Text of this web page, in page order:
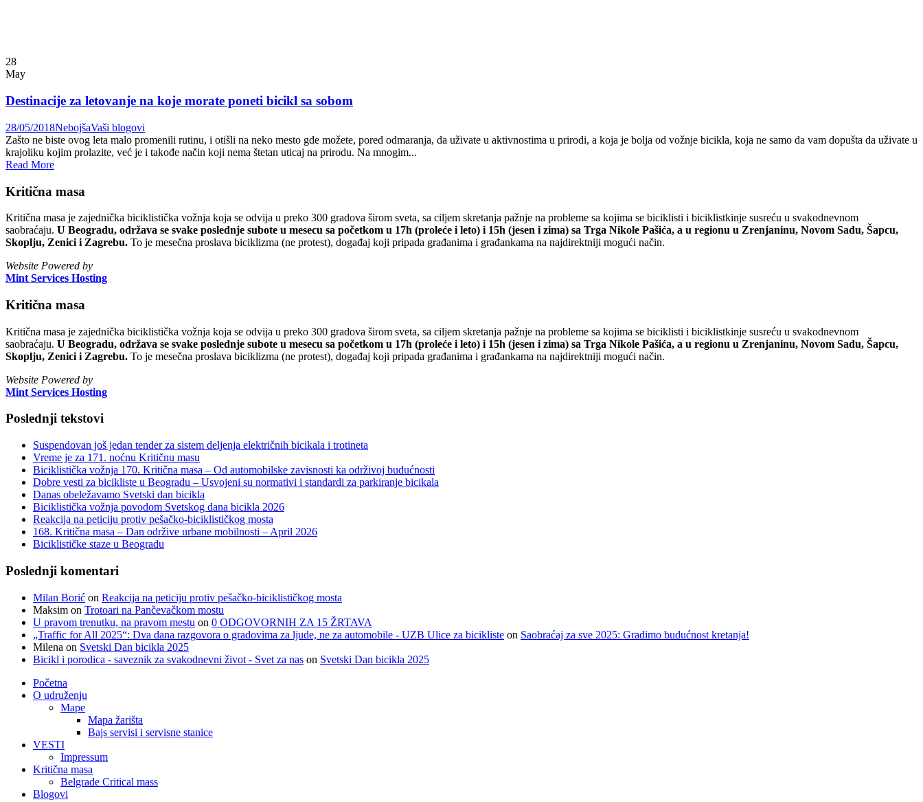
28
May
Destinacije za letovanje na koje morate poneti bicikl sa sobom
28/05/2018NebojšaVaši blogovi
Zašto ne biste ovog leta malo promenili rutinu, i otišli na neko mesto gde možete, pored odmaranja, da uživate u aktivnostima u prirodi, a koja je bolja od vožnje bicikla, koja ne samo da vam dopušta da uživate u
krajoliku kojim prolazite, već je i takođe način koji nema štetan uticaj na prirodu. Na mnogim...
Read More
Kritična masa
Kritična masa je zajednička biciklistička vožnja koja se odvija u preko 300 gradova širom sveta, sa ciljem skretanja pažnje na probleme sa kojima se biciklisti i biciklistkinje susreću u svakodnevnom
saobraćaju. U Beogradu, održava se svake poslednje subote u mesecu sa početkom u 17h (proleće i leto) i 15h (jesen i zima) sa Trga Nikole Pašića, a u regionu u Zrenjaninu, Novom Sadu, Šapcu,
Skoplju, Zenici i Zagrebu. To je mesečna proslava biciklizma (ne protest), događaj koji pripada građanima i građankama na najdirektniji mogući način.
Website Powered by
Mint Services Hosting
Kritična masa
Kritična masa je zajednička biciklistička vožnja koja se odvija u preko 300 gradova širom sveta, sa ciljem skretanja pažnje na probleme sa kojima se biciklisti i biciklistkinje susreću u svakodnevnom
saobraćaju. U Beogradu, održava se svake poslednje subote u mesecu sa početkom u 17h (proleće i leto) i 15h (jesen i zima) sa Trga Nikole Pašića, a u regionu u Zrenjaninu, Novom Sadu, Šapcu,
Skoplju, Zenici i Zagrebu. To je mesečna proslava biciklizma (ne protest), događaj koji pripada građanima i građankama na najdirektniji mogući način.
Website Powered by
Mint Services Hosting
Poslednji tekstovi
Suspendovan još jedan tender za sistem deljenja električnih bicikala i trotineta
Vreme je za 171. noćnu Kritičnu masu
Biciklistička vožnja 170. Kritična masa – Od automobilske zavisnosti ka održivoj budućnosti
Dobre vesti za bicikliste u Beogradu – Usvojeni su normativi i standardi za parkiranje bicikala
Danas obeležavamo Svetski dan bicikla
Biciklistička vožnja povodom Svetskog dana bicikla 2026
Reakcija na peticiju protiv pešačko-biciklističkog mosta
168. Kritična masa – Dan održive urbane mobilnosti – April 2026
Biciklističke staze u Beogradu
Poslednji komentari
Milan Borić on Reakcija na peticiju protiv pešačko-biciklističkog mosta
Maksim on Trotoari na Pančevačkom mostu
U pravom trenutku, na pravom mestu on 0 ODGOVORNIH ZA 15 ŽRTAVA
„Traffic for All 2025“: Dva dana razgovora o gradovima za ljude, ne za automobile - UZB Ulice za bicikliste on Saobraćaj za sve 2025: Gradimo budućnost kretanja!
Milena on Svetski Dan bicikla 2025
Bicikl i porodica - saveznik za svakodnevni život - Svet za nas on Svetski Dan bicikla 2025
Početna
O udruženju
Mape
Mapa žarišta
Bajs servisi i servisne stanice
VESTI
Impressum
Kritična masa
Belgrade Critical mass
Blogovi